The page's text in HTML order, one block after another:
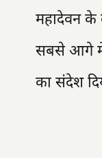
महादेवन के
सबसे आगे में
का संदेश